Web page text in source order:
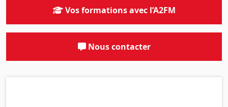
Vos formations avec l’A2FM
Nous contacter